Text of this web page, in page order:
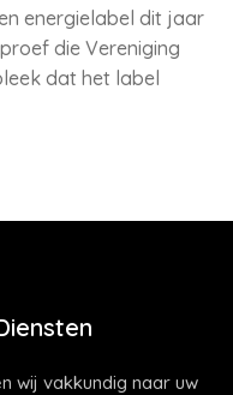
energielabel dit jaar
die Vereniging
dat het label
wij vakkundig naar uw